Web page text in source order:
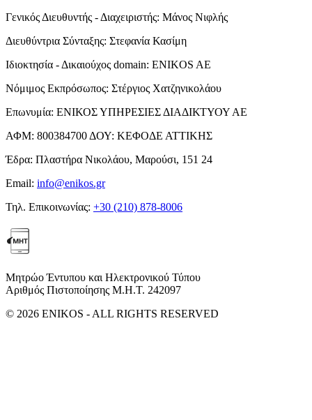
Γενικός Διευθυντής - Διαχειριστής: Μάνος Νιφλής
Διευθύντρια Σύνταξης: Στεφανία Κασίμη
Ιδιοκτησία - Δικαιούχος domain: ENIKOS AE
Νόμιμος Εκπρόσωπος: Στέργιος Χατζηνικολάου
Επωνυμία: ΕΝΙΚΟΣ ΥΠΗΡΕΣΙΕΣ ΔΙΑΔΙΚΤΥΟΥ ΑΕ
ΑΦΜ: 800384700 ΔΟΥ: ΚΕΦΟΔΕ ΑΤΤΙΚΗΣ
Έδρα: Πλαστήρα Νικολάου, Μαρούσι, 151 24
Email: info@enikos.gr
Τηλ. Επικοινωνίας: +30 (210) 878-8006
Μητρώο Έντυπου και Ηλεκτρονικού Τύπου
Αριθμός Πιστοποίησης Μ.Η.Τ. 242097
© 2026 ENIKOS - ALL RIGHTS RESERVED